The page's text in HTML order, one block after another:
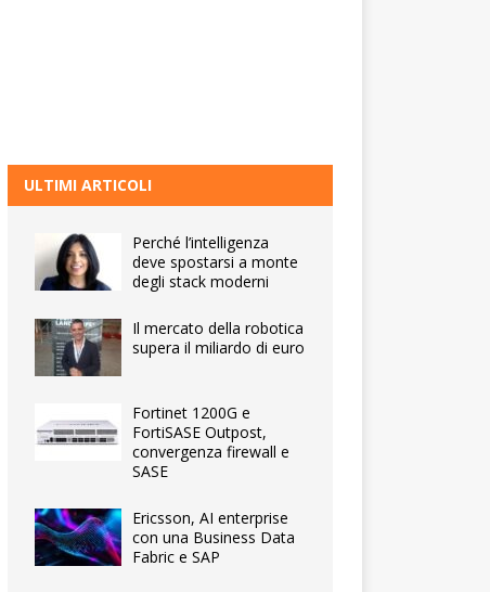
ULTIMI ARTICOLI
Perché l’intelligenza
deve spostarsi a monte
degli stack moderni
Il mercato della robotica
supera il miliardo di euro
Fortinet 1200G e
FortiSASE Outpost,
convergenza firewall e
SASE
Ericsson, AI enterprise
con una Business Data
Fabric e SAP